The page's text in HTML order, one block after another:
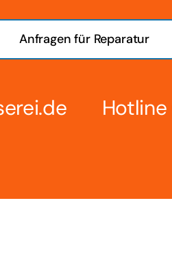
Anfragen für Reparatur
Hotline